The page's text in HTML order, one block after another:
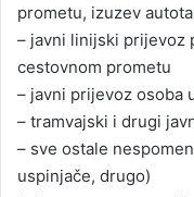
prometu, izuzev
– javni linijski prijevoz
cestovnom prometu
– javni prijevoz osoba
– tramvajski i drugi
– sve ostale
uspinjače, drugo)